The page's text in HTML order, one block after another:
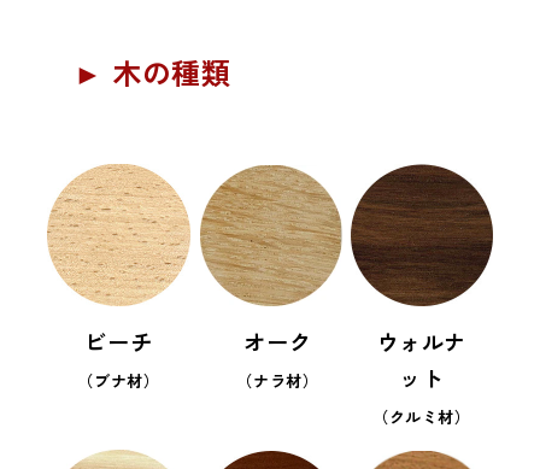
► 木の種類
ビーチ
（ブナ材）
オーク
（ナラ材）
ウォルナ
ット
（クルミ材）